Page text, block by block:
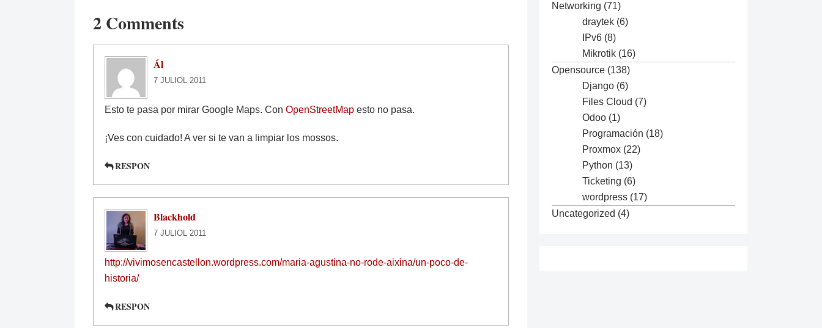
2 Comments
Ál
7 JULIOL 2011
Esto te pasa por mirar Google Maps. Con OpenStreetMapesto no pasa.
¡Ves con cuidado! A ver si te van a limpiar los mossos.
RESPON
Blackhold
7 JULIOL 2011
http://vivimosencastellon.wordpress.com/maria-agustina-no-rode-aixina/un-poco-de-
historia/
RESPON
Networking (71)
draytek (6)
IPv6 (8)
Mikrotik (16)
Opensource (138)
Django (6)
Files Cloud (7)
Odoo (1)
Programación (18)
Proxmox (22)
Python (13)
Ticketing (6)
wordpress (17)
Uncategorized (4)